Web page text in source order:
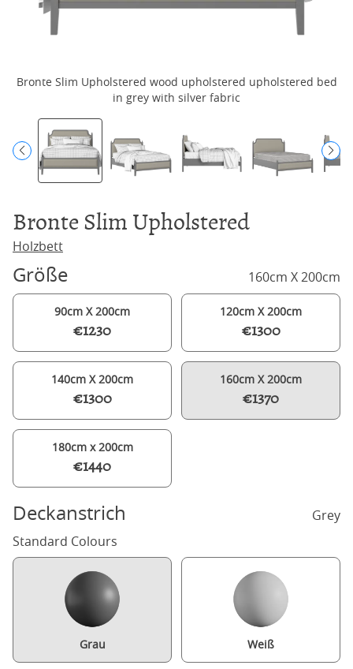
Bronte Slim Upholstered wood upholstered upholstered bed
in grey with silver fabric
Bronte Slim Upholstered
Holzbett
Größe 160cm X 200cm
90cm X 200cm
€1230
120cm X 200cm
€1300
140cm X 200cm
€1300
160cm X 200cm
€1370
180cm x 200cm
€1440
Deckanstrich
Grey
Standard Colours
Grau Weiß